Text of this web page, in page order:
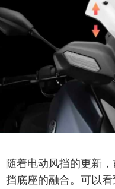
随着电动风挡的更新
挡底座的融合。可以